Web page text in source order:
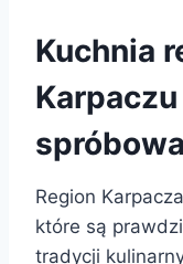
Kuchnia
Region
które są
tradycji